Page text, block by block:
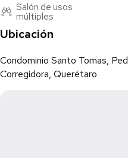
#InversiónInmobiliaria
Salón de usos
múltiples
Ubicación
Condominio Santo Tomas,
Corregidora, Querétaro